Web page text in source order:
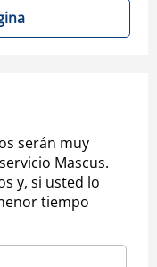
serán muy
Mascus.
y, si usted lo
tiempo